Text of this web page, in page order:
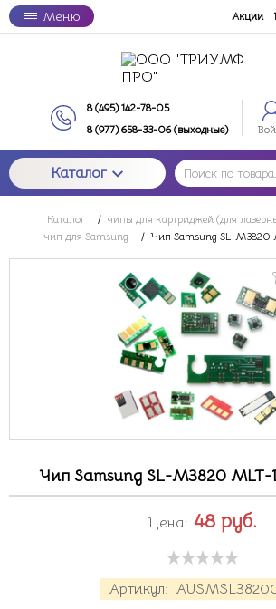
Меню Акции
8 (495) 142-78-05
8 (977) 658-33-06 (выходные)
Каталог
Каталог / чипы для картриджей (для
чип для Samsung
/ Чип Samsung SL-M3820
Чип Samsung SL-M3820
Артикул:
Цена: 48 руб.